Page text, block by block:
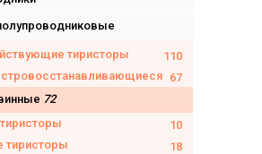
тиристоры
110
67
72
10
тиристоры
18